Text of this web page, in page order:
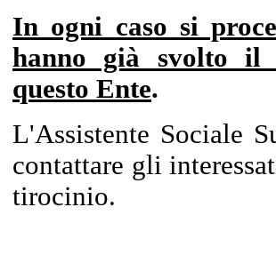
In ogni caso si
hanno già svolto il
questo Ente.
L'Assistente Sociale
contattare gli
tirocinio.